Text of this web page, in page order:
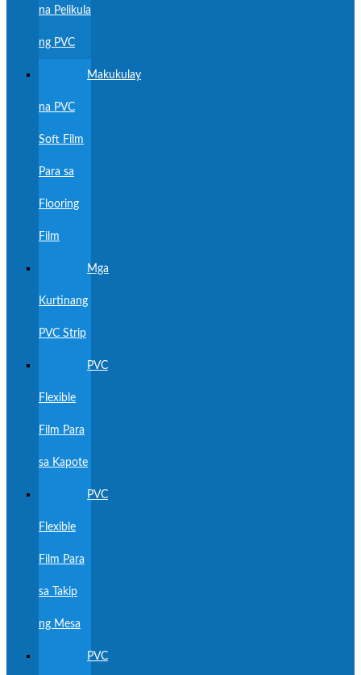
na Pelikula
ng PVC
Makukulay
na PVC
Soft Film
Para sa
Flooring
Film
Mga
Kurtinang
PVC Strip
PVC
Flexible
Film Para
sa Kapote
PVC
Flexible
Film Para
sa Takip
ng Mesa
PVC